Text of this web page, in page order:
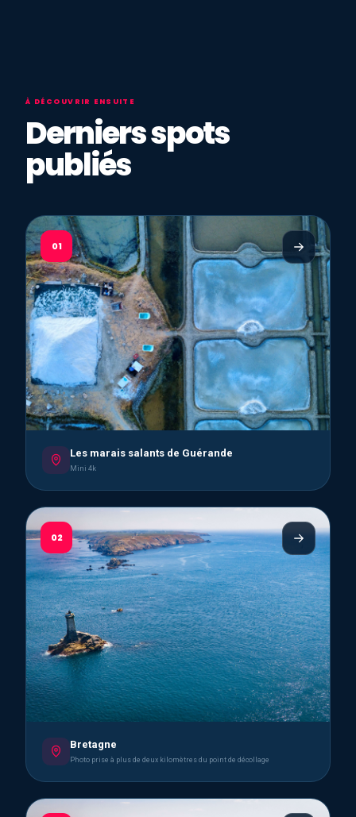
À DÉCOUVRIR ENSUITE
Derniers spots
publiés
01
Les marais salants de Guérande
Mini 4k
02
Bretagne
Photo prise à plus de deux kilomètres du point de décollage